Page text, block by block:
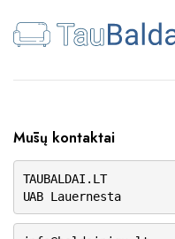
Mūsų kontaktai
TAUBALDAI.LT
UAB Lauernesta